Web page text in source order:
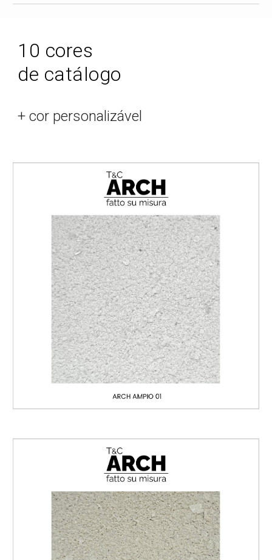
1 0 cores
de catálogo
+ cor personalizável